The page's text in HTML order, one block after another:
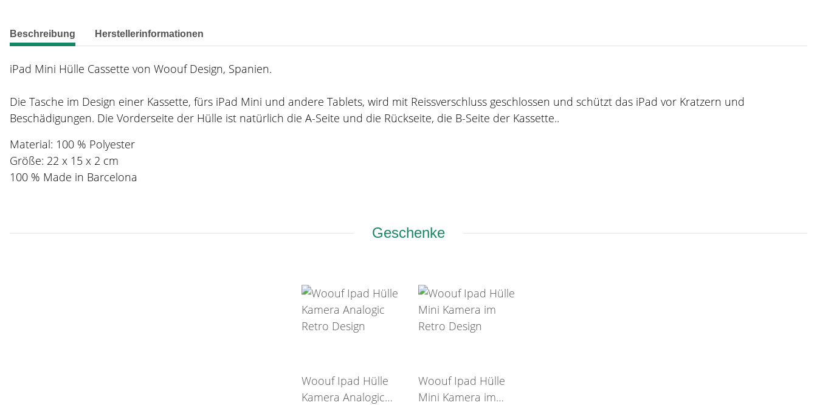
weitere Registerkarten anzeigen
Beschreibung Herstellerinformationen
iPad Mini Hülle Cassette von Woouf Design, Spanien.
Die Tasche im Design einer Kassette, fürs iPad Mini und andere Tablets, wird mit Reissverschluss geschlossen und schützt das iPad vor Kratzern und
Beschädigungen. Die Vorderseite der Hülle ist natürlich die A-Seite und die Rückseite, die B-Seite der Kassette..
Material: 100 % Polyester
Größe: 22 x 15 x 2 cm
100 % Made in Barcelona
Geschenke
Woouf Ipad Hülle
Kamera Analogic
Woouf Ipad Hülle
Mini Kamera im